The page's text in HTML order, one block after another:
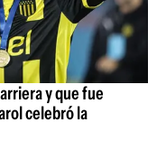
y que fue
celebró la